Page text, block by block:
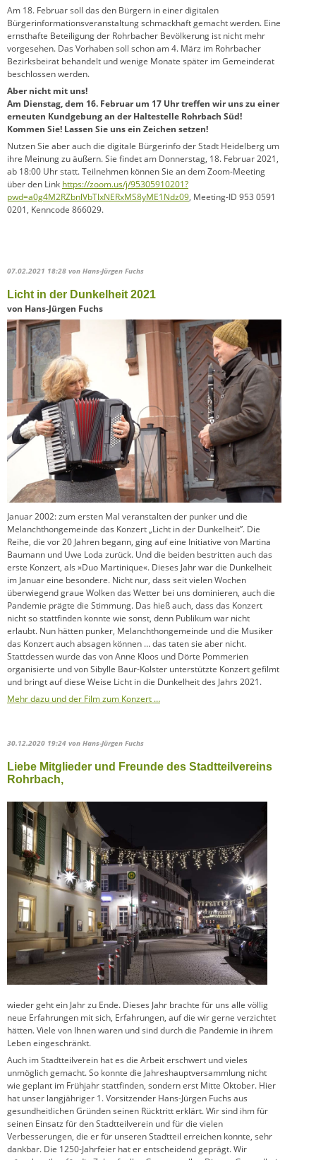
Am 18. Februar soll das den Bürgern in einer digitalen
Bürgerinformationsveranstaltung schmackhaft gemacht werden. Eine
ernsthafte Beteiligung der Rohrbacher Bevölkerung ist nicht mehr
vorgesehen. Das Vorhaben soll schon am 4. März im Rohrbacher
Bezirksbeirat behandelt und wenige Monate später im Gemeinderat
beschlossen werden.
Aber nicht mit uns!
Am Dienstag, dem 16. Februar um 17 Uhr treffen wir uns zu einer
erneuten Kundgebung an der Haltestelle Rohrbach Süd!
Kommen Sie! Lassen Sie uns ein Zeichen setzen!
Nutzen Sie aber auch die digitale Bürgerinfo der Stadt Heidelberg um
ihre Meinung zu äußern. Sie findet am Donnerstag, 18. Februar 2021,
ab 18:00 Uhr statt. Teilnehmen können Sie an dem Zoom-Meeting
über den Link https://zoom.us/j/95305910201?
pwd=a0g4M2RZbnlVbTlxNERxMS8yME1Ndz09, Meeting-ID 953 0591
0201, Kenncode 866029.
07.02.2021 18:28 von Hans-Jürgen Fuchs
Licht in der Dunkelheit 2021
von Hans-Jürgen Fuchs
Januar 2002: zum ersten Mal veranstalten der punker und die
Melanchthongemeinde das Konzert „Licht in der Dunkelheit”. Die
Reihe, die vor 20 Jahren begann, ging auf eine Initiative von Martina
Baumann und Uwe Loda zurück. Und die beiden bestritten auch das
erste Konzert, als »Duo Martinique«. Dieses Jahr war die Dunkelheit
im Januar eine besondere. Nicht nur, dass seit vielen Wochen
überwiegend graue Wolken das Wetter bei uns dominieren, auch die
Pandemie prägte die Stimmung. Das hieß auch, dass das Konzert
nicht so stattfinden konnte wie sonst, denn Publikum war nicht
erlaubt. Nun hätten punker, Melanchthongemeinde und die Musiker
das Konzert auch absagen können … das taten sie aber nicht.
Stattdessen wurde das von Anne Kloos und Dörte Pommerien
organisierte und von Sibylle Baur-Kolster unterstützte Konzert gefilmt
und bringt auf diese Weise Licht in die Dunkelheit des Jahrs 2021.
Mehr dazu und der Film zum Konzert …
30.12.2020 19:24 von Hans-Jürgen Fuchs
Liebe Mitglieder und Freunde des Stadtteilvereins
Rohrbach,
wieder geht ein Jahr zu Ende. Dieses Jahr brachte für uns alle völlig
neue Erfahrungen mit sich, Erfahrungen, auf die wir gerne verzichtet
hätten. Viele von Ihnen waren und sind durch die Pandemie in ihrem
Leben eingeschränkt.
Auch im Stadtteilverein hat es die Arbeit erschwert und vieles
unmöglich gemacht. So konnte die Jahreshauptversammlung nicht
wie geplant im Frühjahr stattfinden, sondern erst Mitte Oktober. Hier
hat unser langjähriger 1. Vorsitzender Hans-Jürgen Fuchs aus
gesundheitlichen Gründen seinen Rücktritt erklärt. Wir sind ihm für
seinen Einsatz für den Stadtteilverein und für die vielen
Verbesserungen, die er für unseren Stadtteil erreichen konnte, sehr
dankbar. Die 1250-Jahrfeier hat er entscheidend geprägt. Wir